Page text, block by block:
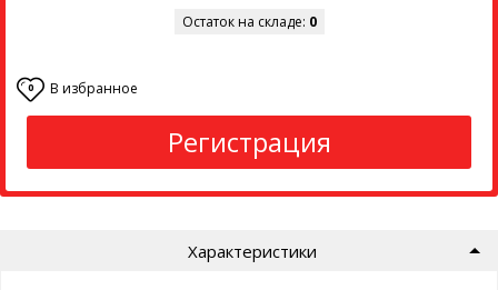
Остаток на складе: 0
0 В избранное
Регистрация
Характеристики